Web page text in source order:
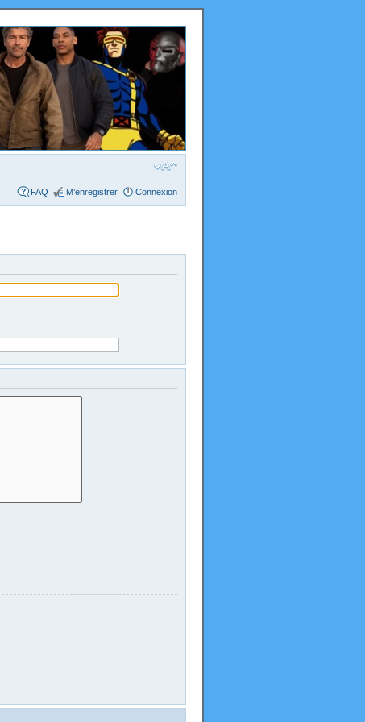
FAQ M’enregistrer Connexion